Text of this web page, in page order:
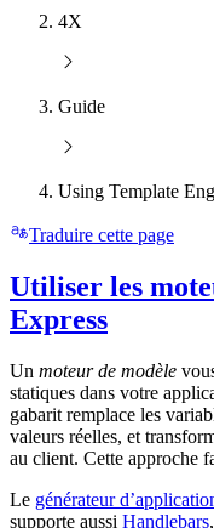
4X
Guide
Using Template
Traduire cette page
Utiliser les
Express
Un moteur de modèle
statiques dans votre
gabarit remplace les
valeurs réelles, et
au client. Cette approche
Le générateur
supporte aussi Handlebars